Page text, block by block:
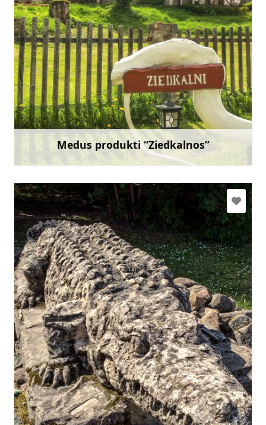
Medus produkti “Ziedkalnos”
sia.ziedkalni@gmail.com
+371 24245023
Doties
Uzzināt vairāk